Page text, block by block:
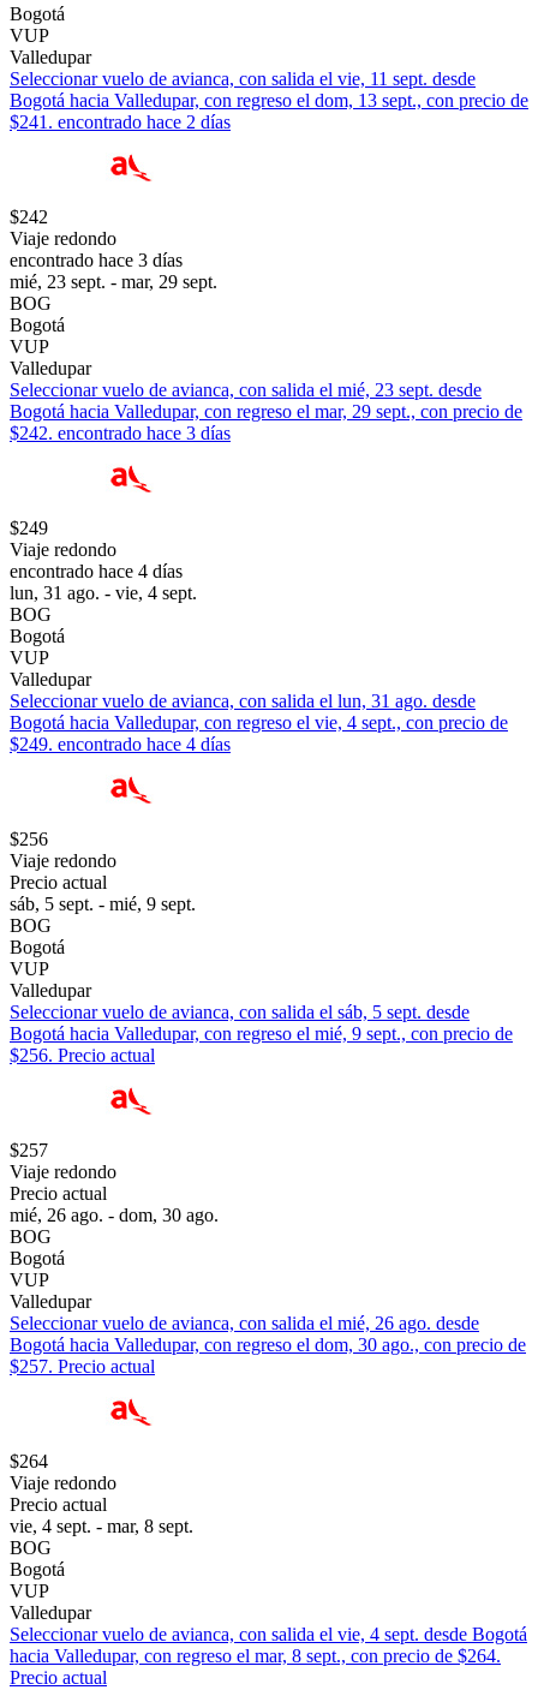
Bogotá
VUP
Valledupar
Seleccionar vuelo de avianca, con salida el vie, 11 sept. desde
Bogotá hacia Valledupar, con regreso el dom, 13 sept., con precio de
$241. encontrado hace 2 días
$242
Viaje redondo
encontrado hace 3 días
mié, 23 sept. - mar, 29 sept.
BOG
Bogotá
VUP
Valledupar
Seleccionar vuelo de avianca, con salida el mié, 23 sept. desde
Bogotá hacia Valledupar, con regreso el mar, 29 sept., con precio de
$242. encontrado hace 3 días
$249
Viaje redondo
encontrado hace 4 días
lun, 31 ago. - vie, 4 sept.
BOG
Bogotá
VUP
Valledupar
Seleccionar vuelo de avianca, con salida el lun, 31 ago. desde
Bogotá hacia Valledupar, con regreso el vie, 4 sept., con precio de
$249. encontrado hace 4 días
$256
Viaje redondo
Precio actual
sáb, 5 sept. - mié, 9 sept.
BOG
Bogotá
VUP
Valledupar
Seleccionar vuelo de avianca, con salida el sáb, 5 sept. desde
Bogotá hacia Valledupar, con regreso el mié, 9 sept., con precio de
$256. Precio actual
$257
Viaje redondo
Precio actual
mié, 26 ago. - dom, 30 ago.
BOG
Bogotá
VUP
Valledupar
Seleccionar vuelo de avianca, con salida el mié, 26 ago. desde
Bogotá hacia Valledupar, con regreso el dom, 30 ago., con precio de
$257. Precio actual
$264
Viaje redondo
Precio actual
vie, 4 sept. - mar, 8 sept.
BOG
Bogotá
VUP
Valledupar
Seleccionar vuelo de avianca, con salida el vie, 4 sept. desde Bogotá
hacia Valledupar, con regreso el mar, 8 sept., con precio de $264.
Precio actual